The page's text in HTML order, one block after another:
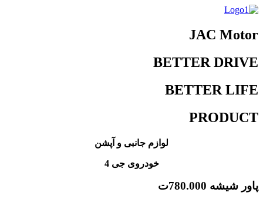
JAC Motor
BETTER DRIVE
BETTER LIFE
PRODUCT
لوازم جانبی و آپشن
خودروی جی 4
پاور شیشه 780.000ت